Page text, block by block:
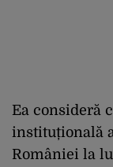
Ea consideră
instituțională
României la